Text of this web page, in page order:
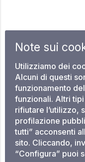
Note sui
Utilizziamo dei
Alcuni di questi
funzionamento
funzionali. Altri
rifiutare l’utilizzo,
profilazione
tutti” acconsenti
sito. Cliccando,
“Configura” puoi